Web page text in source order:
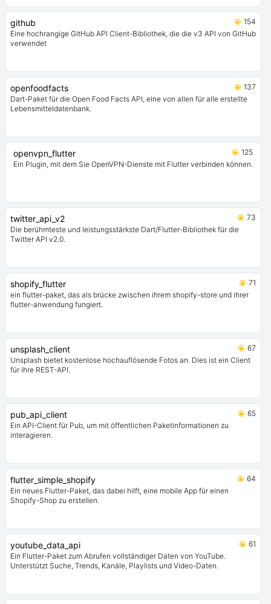
github
154
Eine hochrangige GitHub API Client-Bibliothek, die die v3 API von GitHub
verwendet
openfoodfacts
137
Dart-Paket für die Open Food Facts API, eine von allen für alle erstellte
Lebensmitteldatenbank.
openvpn_flutter
125
Ein Plugin, mit dem Sie OpenVPN-Dienste mit Flutter verbinden können.
twitter_api_v2
73
Die berühmteste und leistungsstärkste Dart/Flutter-Bibliothek für die
Twitter API v2.0.
shopify_flutter
71
ein flutter-paket, das als brücke zwischen ihrem shopify-store und ihrer
flutter-anwendung fungiert.
unsplash_client
67
Unsplash bietet kostenlose hochauflösende Fotos an. Dies ist ein Client
für ihre REST-API.
pub_api_client
65
Ein API-Client für Pub, um mit öffentlichen Paketinformationen zu
interagieren.
flutter_simple_shopify
64
Ein neues Flutter-Paket, das dabei hilft, eine mobile App für einen
Shopify-Shop zu erstellen.
youtube_data_api
61
Ein Flutter-Paket zum Abrufen vollständiger Daten von YouTube.
Unterstützt Suche, Trends, Kanäle, Playlists und Video-Daten.